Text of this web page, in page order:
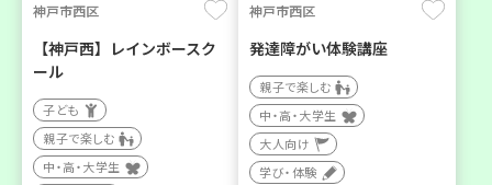
神戸市西区
【神戸西】レインボースク
ール
子ども
親子で楽しむ
中・高・大学生
神戸市西区
発達障がい体験講座
親子で楽しむ
中・高・大学生
大人向け
学び・体験